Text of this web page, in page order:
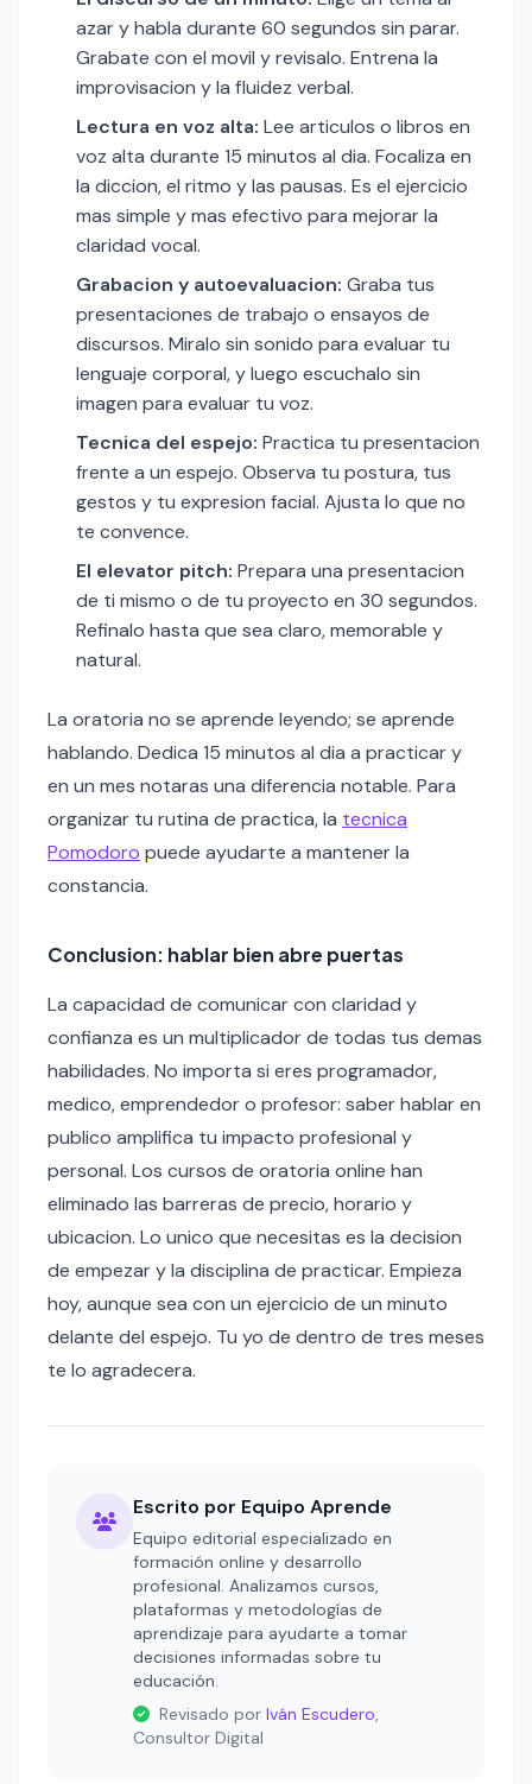
azar y habla durante 60 segundos sin parar.
Grabate con el movil y revisalo. Entrena la
improvisacion y la fluidez verbal.
Lectura en voz alta: Lee articulos o libros en
voz alta durante 15 minutos al dia. Focaliza en
la diccion, el ritmo y las pausas. Es el ejercicio
mas simple y mas efectivo para mejorar la
claridad vocal.
Grabacion y autoevaluacion: Graba tus
presentaciones de trabajo o ensayos de
discursos. Miralo sin sonido para evaluar tu
lenguaje corporal, y luego escuchalo sin
imagen para evaluar tu voz.
Tecnica del espejo: Practica tu presentacion
frente a un espejo. Observa tu postura, tus
gestos y tu expresion facial. Ajusta lo que no
te convence.
El elevator pitch: Prepara una presentacion
de ti mismo o de tu proyecto en 30 segundos.
Refinalo hasta que sea claro, memorable y
natural.
La oratoria no se aprende leyendo; se aprende
hablando. Dedica 15 minutos al dia a practicar y
en un mes notaras una diferencia notable. Para
organizar tu rutina de practica, la tecnica
Pomodoro puede ayudarte a mantener la
constancia.
Conclusion: hablar bien abre puertas
La capacidad de comunicar con claridad y
confianza es un multiplicador de todas tus demas
habilidades. No importa si eres programador,
medico, emprendedor o profesor: saber hablar en
publico amplifica tu impacto profesional y
personal. Los cursos de oratoria online han
eliminado las barreras de precio, horario y
ubicacion. Lo unico que necesitas es la decision
de empezar y la disciplina de practicar. Empieza
hoy, aunque sea con un ejercicio de un minuto
delante del espejo. Tu yo de dentro de tres meses
te lo agradecera.
Escrito por Equipo Aprende
Equipo editorial especializado en
formación online y desarrollo
profesional. Analizamos cursos,
plataformas y metodologías de
aprendizaje para ayudarte a tomar
decisiones informadas sobre tu
educación.
Revisado por Iván Escudero,
Consultor Digital